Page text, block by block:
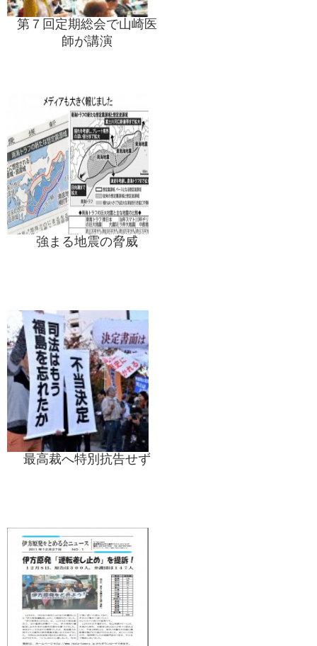
第７回定期総会で山崎医
師が講演
強まる地震の脅威
最高裁へ特別抗告せず